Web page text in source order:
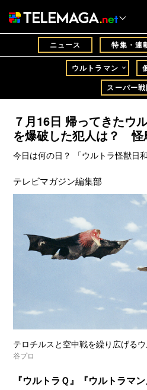
ニュース 特集・連
ウルトラマン
スーパー
７月16日 帰ってきたウ
を爆破した犯人は？ 怪
今日は何の日？ 「ウルトラ怪獣日
テレビマガジン編集部
テロチルスと空中戦を繰り広げ
谷プロ
『ウルトラＱ』『ウルトラマ